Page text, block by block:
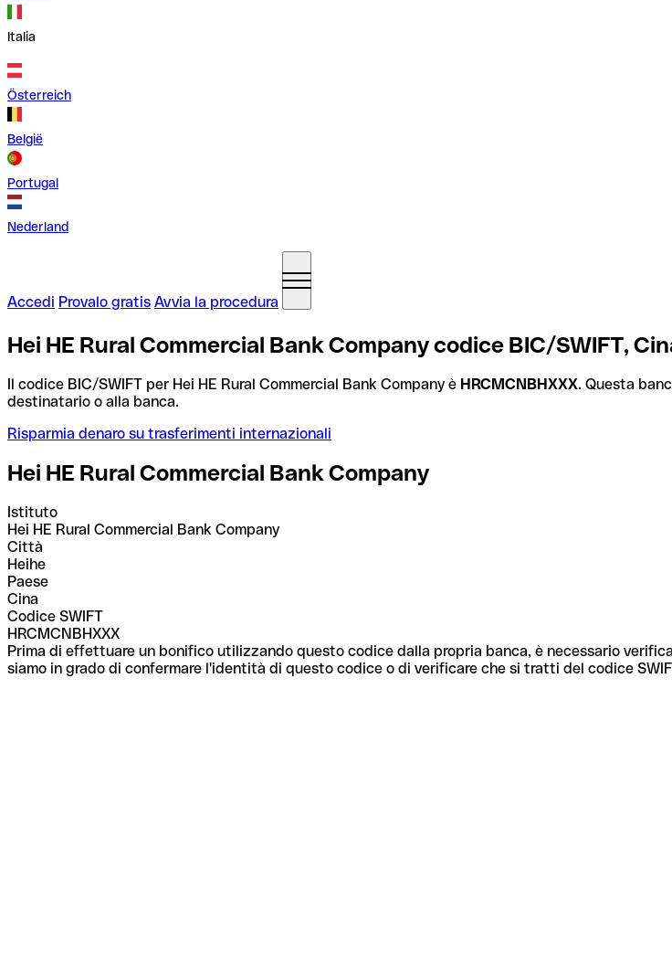
Italia
Österreich
België
Portugal
Nederland
Accedi Provalo gratis Avvia la procedura
Hei HE Rural Commercial Bank Company codice BIC/SWIFT,
Il codice BIC/SWIFT per Hei HE Rural Commercial Bank Company è HRCMCNBHXXX. Questa
destinatario o alla banca.
Risparmia denaro su trasferimenti internazionali
Hei HE Rural Commercial Bank Company
Istituto
Hei HE Rural Commercial Bank Company
Città
Heihe
Paese
Cina
Codice SWIFT
HRCMCNBHXXX
Prima di effettuare un bonifico utilizzando questo codice dalla propria banca, è necessario
siamo in grado di confermare l'identità di questo codice o di verificare che si tratti del codice